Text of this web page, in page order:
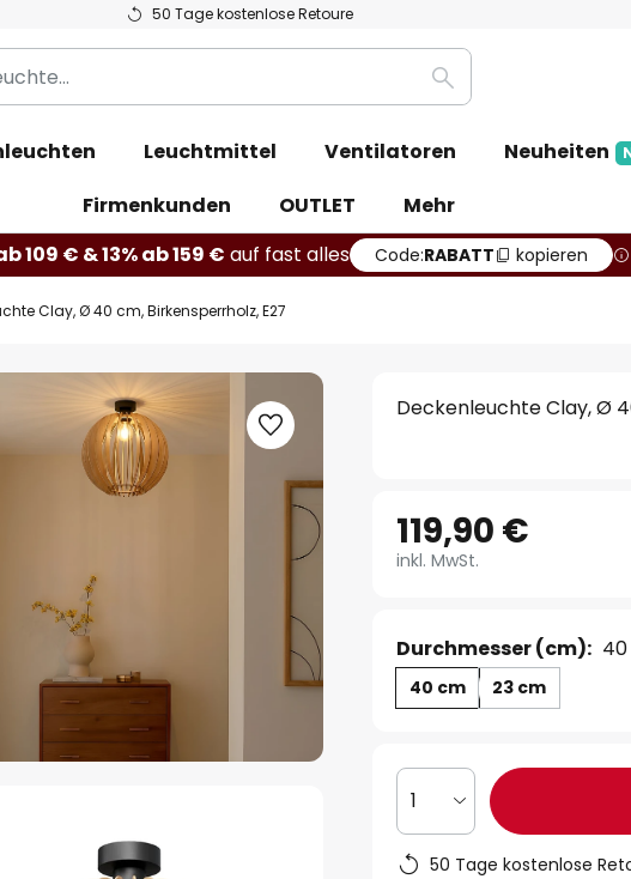
50 Tage kostenlose Retoure
Suche
Leuchtmittel Ventilatoren Neuheiten
Firmenkunden
OUTLET
Mehr
109 € & 13% ab 159 € auf fast alles Code:RABATT kopieren
Clay, Ø 40 cm, Birkensperrholz, E27
Deckenleuchte Clay, Ø
119,90 €
inkl. MwSt.
Durchmesser (cm):
40 cm 23 cm
1
50 Tage kostenlose